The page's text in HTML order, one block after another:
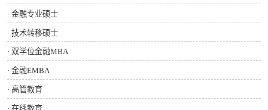
· 金融专业硕士
· 技术转移硕士
· 双学位金融MBA
· 金融EMBA
· 高管教育